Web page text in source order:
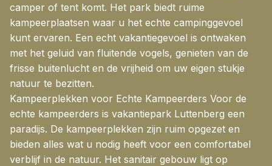
camper of tent komt. Het park biedt ruime
kampeerplaatsen waar u het echte campinggevoel
kunt ervaren. Een echt vakantiegevoel is ontwaken
met het geluid van fluitende vogels, genieten van de
frisse buitenlucht en de vrijheid om uw eigen stukje
natuur te bezitten.
Kampeerplekken voor Echte Kampeerders Voor de
echte kampeerders is vakantiepark Luttenberg een
paradijs. De kampeerplekken zijn ruim opgezet en
bieden alles wat u nodig heeft voor een comfortabel
verblijf in de natuur. Het sanitair gebouw ligt op